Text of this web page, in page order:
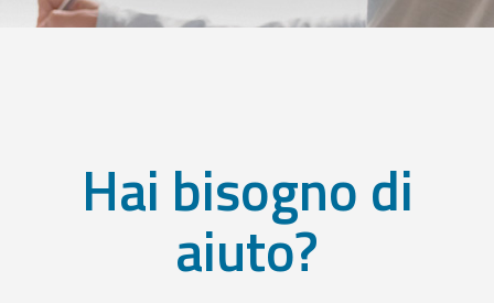
Hai bisogno di
aiuto?